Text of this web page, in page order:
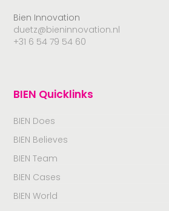
Bien Innovation
duetz@bieninnovation.nl
+31 6 54 79 54 60
BIEN Quicklinks
BIEN Does
BIEN Believes
BIEN Team
BIEN Cases
BIEN World